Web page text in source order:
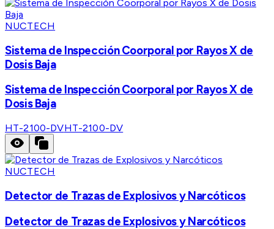
NUCTECH
Sistema de Inspección Coorporal por Rayos X de
Dosis Baja
Sistema de Inspección Coorporal por Rayos X de
Dosis Baja
HT-2100-DVHT-2100-DV
NUCTECH
Detector de Trazas de Explosivos y Narcóticos
Detector de Trazas de Explosivos y Narcóticos